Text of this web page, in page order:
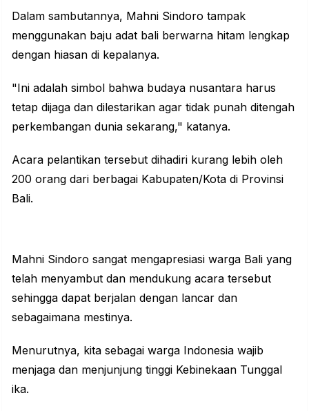
Dalam sambutannya, Mahni Sindoro tampak
menggunakan baju adat bali berwarna hitam lengkap
dengan hiasan di kepalanya.
"Ini adalah simbol bahwa budaya nusantara harus
tetap dijaga dan dilestarikan agar tidak punah ditengah
perkembangan dunia sekarang," katanya.
Acara pelantikan tersebut dihadiri kurang lebih oleh
200 orang dari berbagai Kabupaten/Kota di Provinsi
Bali.
Mahni Sindoro sangat mengapresiasi warga Bali yang
telah menyambut dan mendukung acara tersebut
sehingga dapat berjalan dengan lancar dan
sebagaimana mestinya.
Menurutnya, kita sebagai warga Indonesia wajib
menjaga dan menjunjung tinggi Kebinekaan Tunggal
ika.